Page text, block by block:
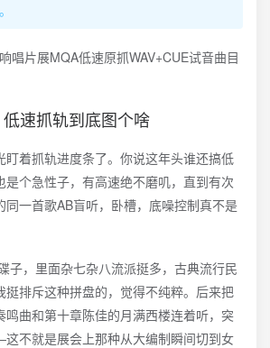
速抓轨到底图个啥
盯着抓轨进度条了。你说这年头谁还搞低
是个急性子，有高速绝不磨叽，直到有次
同一首歌AB盲听，卧槽，底噪控制真不是
子，里面杂七杂八流派挺多，古典流行民
挺排斥这种拼盘的，觉得不纯粹。后来把
鸣曲和第十章陈佳的月满西楼连着听，突
不就是展会上那种从大编制瞬间切到女